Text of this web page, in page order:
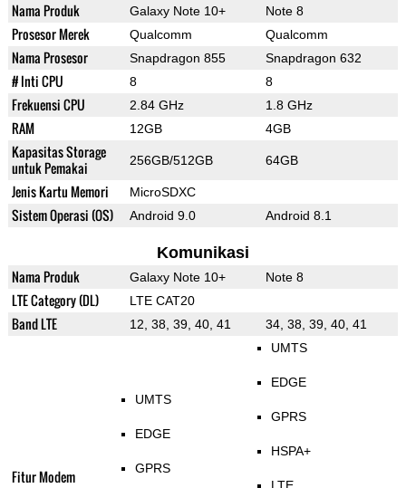
Nama Produk Galaxy Note 10+ Note 8
Prosesor Merek Qualcomm Qualcomm
Nama Prosesor Snapdragon 855 Snapdragon 632
# Inti CPU 8 8
Frekuensi CPU 2.84 GHz 1.8 GHz
RAM 12GB 4GB
Kapasitas Storage
untuk Pemakai
256GB/512GB 64GB
Jenis Kartu Memori MicroSDXC
Sistem Operasi (OS) Android 9.0 Android 8.1
Komunikasi
Nama Produk Galaxy Note 10+ Note 8
LTE Category (DL) LTE CAT20
Band LTE 12, 38, 39, 40, 41 34, 38, 39, 40, 41
Fitur Modem
UMTS
EDGE
GPRS
UMTS
EDGE
GPRS
HSPA+